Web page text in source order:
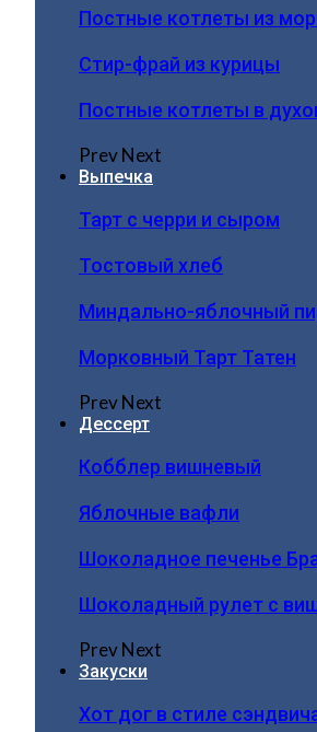
Постные котлеты из
Стир-фрай из курицы
Постные котлеты в
PrevNext
Выпечка
Тарт с черри и сыром
Тостовый хлеб
Миндально-яблочный
Морковный Тарт Татен
PrevNext
Дессерт
Кобблер вишневый
Яблочные вафли
Шоколадное печенье
Шоколадный рулет с
PrevNext
Закуски
Хот дог в стиле